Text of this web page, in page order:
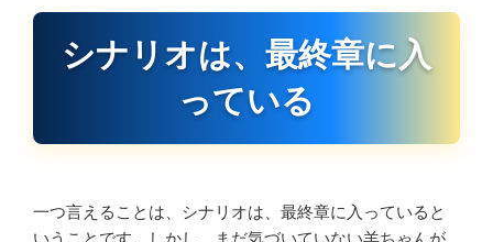
シナリオは、最終章に入
っている
一つ言えることは、シナリオは、最終章に入っていると
いうことです。しかし、まだ気づいていない羊ちゃんが